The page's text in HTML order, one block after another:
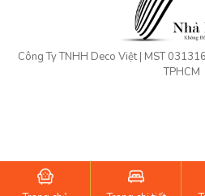
Công Ty TNHH Deco Việt | MST
TPHCM